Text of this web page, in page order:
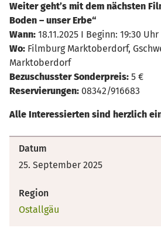
Weiter geht’s mit dem nächsten
Boden – unser Erbe“
Wann: 18.11.2025 I Beginn: 19:30 Uhr
Wo: Filmburg Marktoberdorf,
Marktoberdorf
Bezuschusster Sonderpreis: 5 €
Reservierungen: 08342/916683
Alle Interessierten sind herzlich
Datum
25. September 2025
Region
Ostallgäu